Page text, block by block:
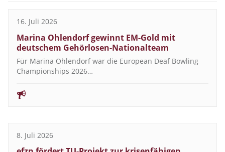
16. Juli 2026
Marina Ohlendorf gewinnt EM-Gold mit
deutschem Gehörlosen-Nationalteam
Für Marina Ohlendorf war die European Deaf Bowling
Championships 2026…
8. Juli 2026